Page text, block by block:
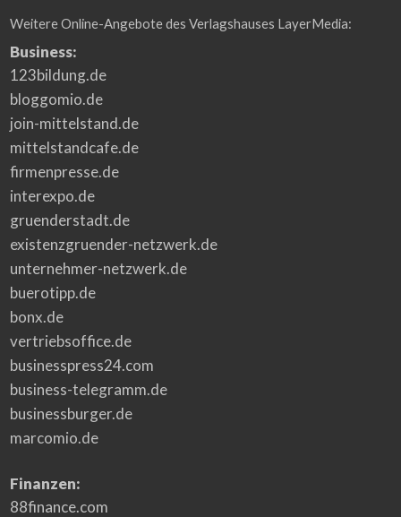
Weitere Online-Angebote des Verlagshauses LayerMedia:
Business:
123bildung.de
bloggomio.de
join-mittelstand.de
mittelstandcafe.de
firmenpresse.de
interexpo.de
gruenderstadt.de
existenzgruender-netzwerk.de
unternehmer-netzwerk.de
buerotipp.de
bonx.de
vertriebsoffice.de
businesspress24.com
business-telegramm.de
businessburger.de
marcomio.de
Finanzen:
88finance.com